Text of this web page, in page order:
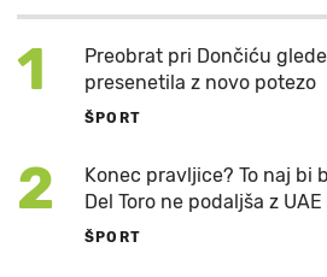
1
Preobrat pri Dončiću
presenetila z novo potezo
ŠPORT
2
Konec pravljice? To naj bi
Del Toro ne podaljša z UAE
ŠPORT